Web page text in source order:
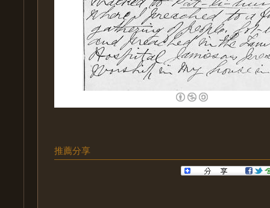
推薦分享